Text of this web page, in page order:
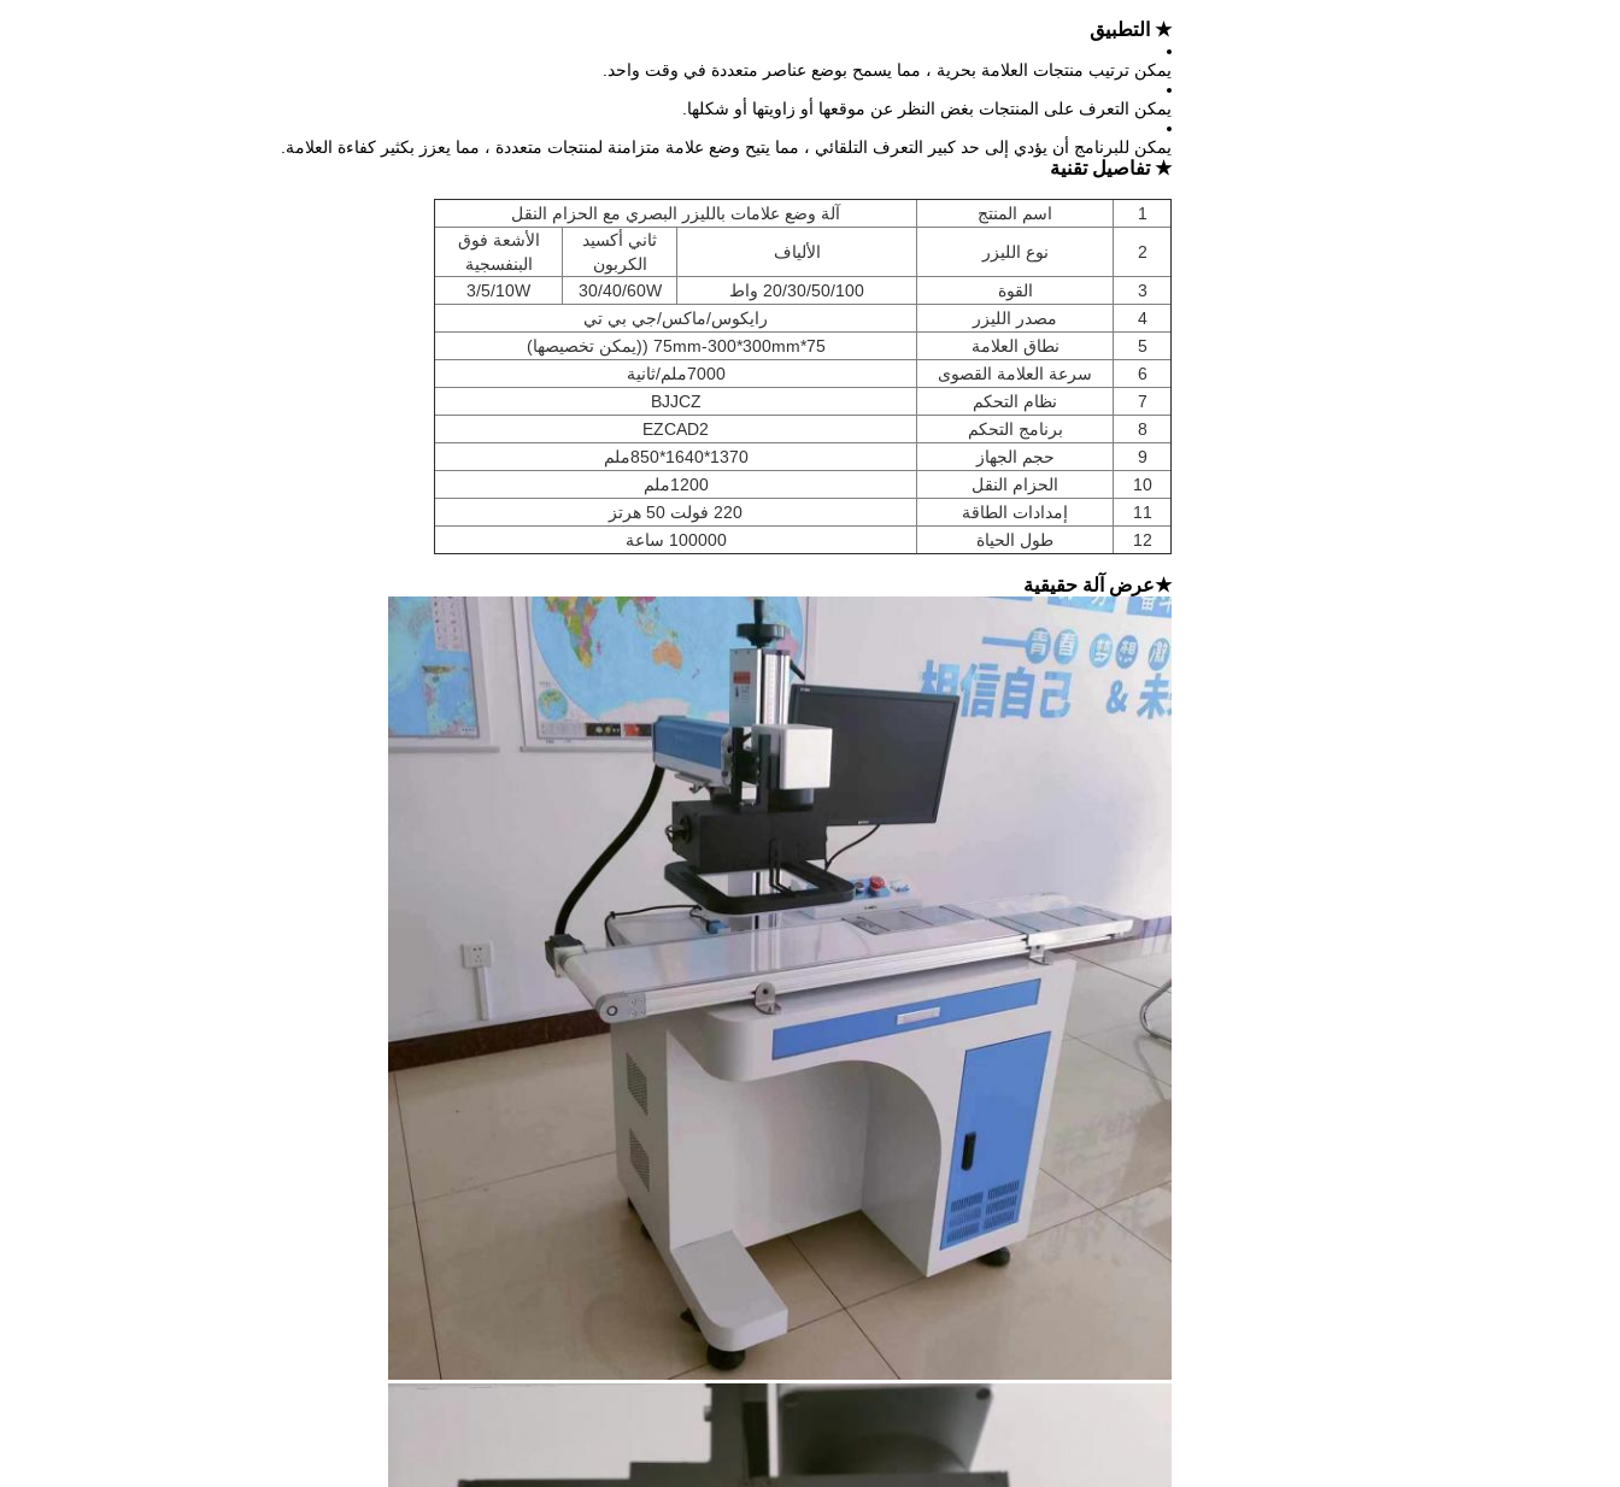
★ التطبيق
يمكن ترتيب منتجات العلامة بحرية ، مما يسمح بوضع عناصر متعددة في وقت واحد.
يمكن التعرف على المنتجات بغض النظر عن موقعها أو زاويتها أو شكلها.
يمكن للبرنامج أن يؤدي إلى حد كبير التعرف التلقائي ، مما يتيح وضع علامة متزامنة لمنتجات متعددة ، مما يعزز بكثير كفاءة العلامة.
★ تفاصيل تقنية
1 اسم المنتج
آلة وضع علامات بالليزر البصري مع الحزام النقل
2
نوع الليزر الألياف
ثاني أكسيد
الكربون
الأشعة فوق
البنفسجية
3
القوة 20/30/50/100 واط 30/40/60W
3/5/10W
4
مصدر الليزر
رايكوس/ماكس/جي بي تي
5
نطاق العلامة
75*75mm-300*300mm ((يمكن تخصيصها)
6
سرعة العلامة القصوى
7000ملم/ثانية
7
نظام التحكم
BJJCZ
8
برنامج التحكم
EZCAD2
9
حجم الجهاز
1370*1640*850ملم
10
الحزام النقل
1200ملم
11
إمدادات الطاقة
220 فولت 50 هرتز
12
طول الحياة 100000 ساعة
★عرض آلة حقيقية